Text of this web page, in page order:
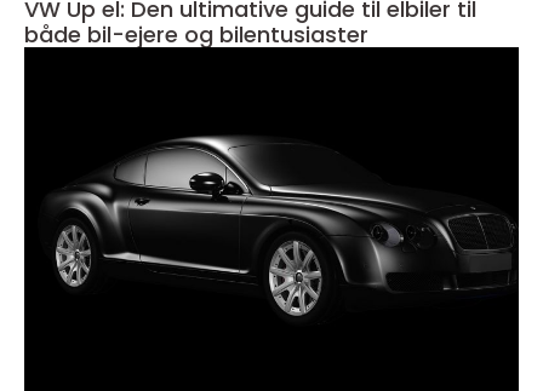
VW Up el: Den ultimative guide til elbiler til
både bil-ejere og bilentusiaster